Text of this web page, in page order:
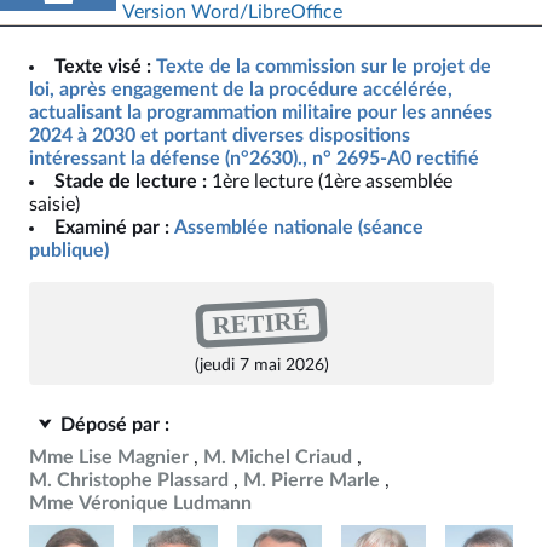
Version Word/LibreOffice
Texte visé : Texte de la commission sur le projet de
loi, après engagement de la procédure accélérée,
actualisant la programmation militaire pour les années
2024 à 2030 et portant diverses dispositions
intéressant la défense (n°2630)., n° 2695-A0 rectifié
Stade de lecture : 1ère lecture (1ère assemblée
saisie)
Examiné par : Assemblée nationale (séance
publique)
RETIRÉ
(jeudi 7 mai 2026)
Déposé par :
Mme Lise Magnier
M. Michel Criaud
M. Christophe Plassard
M. Pierre Marle
Mme Véronique Ludmann